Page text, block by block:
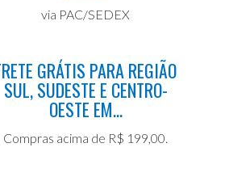
via PAC/SEDEX
GRÁTIS PARA REGIÃO
SUL, SUDESTE E CENTRO-
OESTE EM...
Compras acima de R$ 199,00.